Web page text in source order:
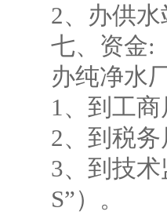
2、办供
七、资金:
办纯净水
1、到工
2、到税
3、到技
S”）。